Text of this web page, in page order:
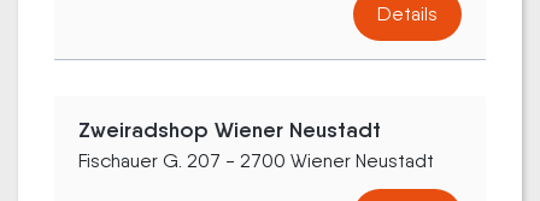
Details
Zweiradshop Wiener Neustadt
Fischauer G. 207 - 2700 Wiener Neustadt